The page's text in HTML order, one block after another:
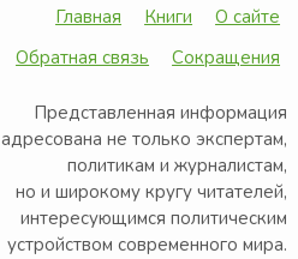
Главная Книги
О сайте
Обратная связь
Сокращения
Представленная информация
адресована не только экспертам,
политикам и журналистам,
но и широкому кругу читателей,
интересующимся политическим
устройством современного мира.